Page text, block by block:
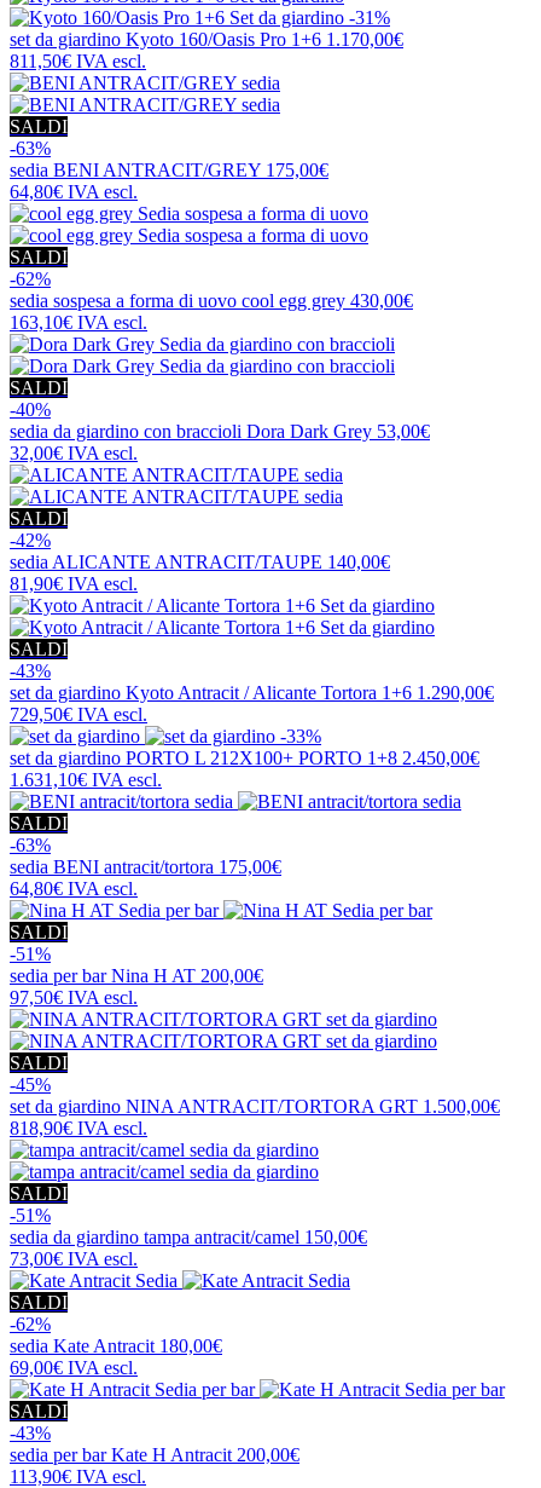
-31%
set da giardino Kyoto 160/Oasis Pro 1+6 1.170,00€
811,50€ IVA escl.
SALDI
-63%
sedia BENI ANTRACIT/GREY 175,00€
64,80€ IVA escl.
SALDI
-62%
sedia sospesa a forma di uovo cool egg grey 430,00€
163,10€ IVA escl.
SALDI
-40%
sedia da giardino con braccioli Dora Dark Grey 53,00€
32,00€ IVA escl.
SALDI
-42%
sedia ALICANTE ANTRACIT/TAUPE 140,00€
81,90€ IVA escl.
SALDI
-43%
set da giardino Kyoto Antracit / Alicante Tortora 1+6 1.290,00€
729,50€ IVA escl.
-33%
set da giardino PORTO L 212X100+ PORTO 1+8 2.450,00€
1.631,10€ IVA escl.
SALDI
-63%
sedia BENI antracit/tortora 175,00€
64,80€ IVA escl.
SALDI
-51%
sedia per barNina H AT 200,00€
97,50€ IVA escl.
SALDI
-45%
set da giardino NINA ANTRACIT/TORTORA GRT 1.500,00€
818,90€ IVA escl.
SALDI
-51%
sedia da giardino tampa antracit/camel 150,00€
73,00€ IVA escl.
SALDI
-62%
sedia Kate Antracit 180,00€
69,00€ IVA escl.
SALDI
-43%
sedia per barKate H Antracit 200,00€
113,90€ IVA escl.